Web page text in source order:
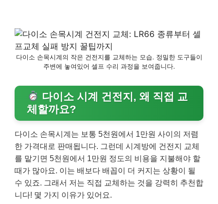
다이소 손목시계의 작은 건전지를 교체하는 모습. 정밀한 도구들이
주변에 놓여있어 셀프 수리 과정을 보여줍니다.
다이소 시계 건전지, 왜 직접 교
체할까요?
다이소 손목시계는 보통 5천원에서 1만원 사이의 저렴
한 가격대로 판매됩니다. 그런데 시계방에 건전지 교체
를 맡기면 5천원에서 1만원 정도의 비용을 지불해야 할
때가 많아요. 이는 배보다 배꼽이 더 커지는 상황이 될
수 있죠. 그래서 저는 직접 교체하는 것을 강력히 추천합
니다! 몇 가지 이유가 있어요.